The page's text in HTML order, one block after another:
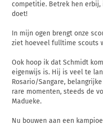
competitie. Betrek hen erbij,
doet!
In mijn ogen brengt onze
ziet hoeveel fulltime scouts
Ook hoop ik dat Schmidt
eigenwijs is. Hij is veel te
Rosario/Sangare,
rare momenten, steeds de
Madueke.
Nu bouwen aan een